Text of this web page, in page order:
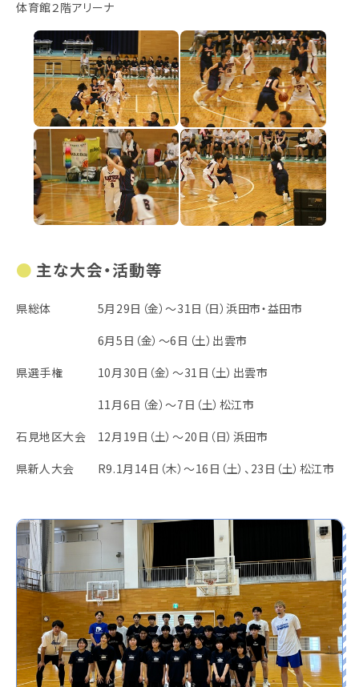
体育館２階アリーナ
主な大会・活動等
県総体 5月29日（金）～31日（日）浜田市・益田市
6月5日（金）～6日（土）出雲市
県選手権 10月30日（金）～31日（土）出雲市
11月6日（金）～7日（土）松江市
石見地区大会 12月19日（土）～20日（日）浜田市
県新人大会 R9.1月14日（木）～16日（土）、23日（土）松江市